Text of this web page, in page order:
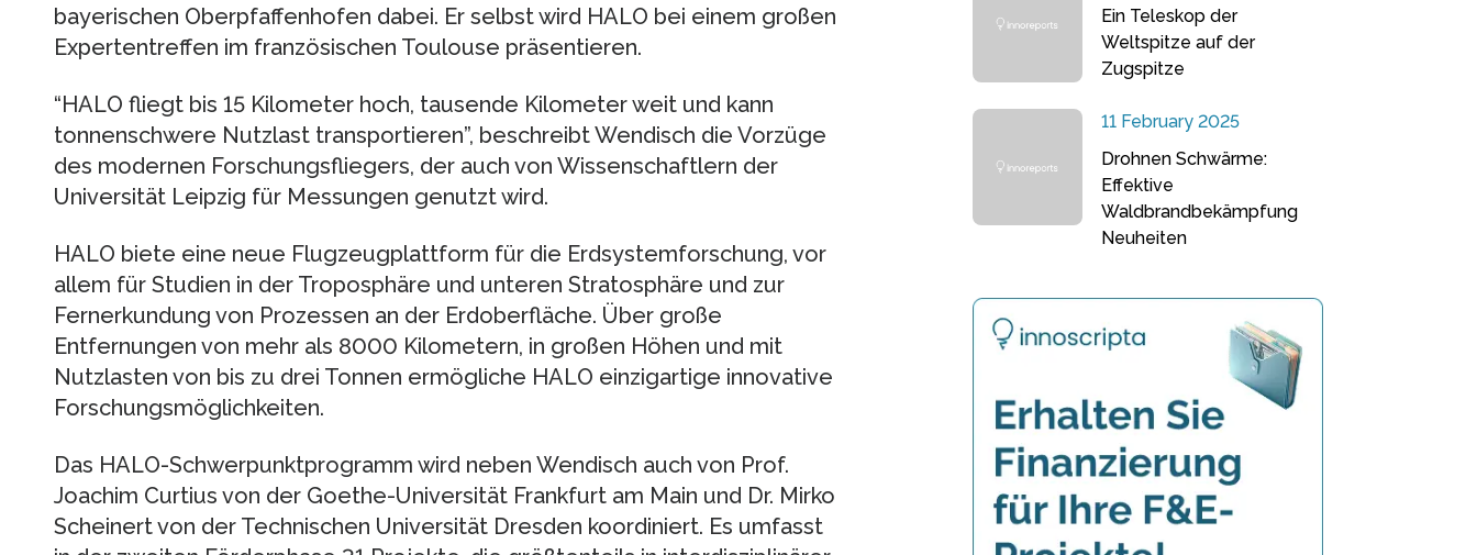
bayerischen Oberpfaffenhofen dabei. Er selbst wird HALO bei einem großen
Expertentreffen im französischen Toulouse präsentieren.
“HALO fliegt bis 15 Kilometer hoch, tausende Kilometer weit und kann
tonnenschwere Nutzlast transportieren”, beschreibt Wendisch die Vorzüge
des modernen Forschungsfliegers, der auch von Wissenschaftlern der
Universität Leipzig für Messungen genutzt wird.
HALO biete eine neue Flugzeugplattform für die Erdsystemforschung, vor
allem für Studien in der Troposphäre und unteren Stratosphäre und zur
Fernerkundung von Prozessen an der Erdoberfläche. Über große
Entfernungen von mehr als 8000 Kilometern, in großen Höhen und mit
Nutzlasten von bis zu drei Tonnen ermögliche HALO einzigartige innovative
Forschungsmöglichkeiten.
Das HALO-Schwerpunktprogramm wird neben Wendisch auch von Prof.
Joachim Curtius von der Goethe-Universität Frankfurt am Main und Dr. Mirko
Scheinert von der Technischen Universität Dresden koordiniert. Es umfasst
Ein Teleskop der
Weltspitze auf der
Zugspitze
11 February 2025
Drohnen Schwärme:
Effektive
Waldbrandbekämpfung
Neuheiten